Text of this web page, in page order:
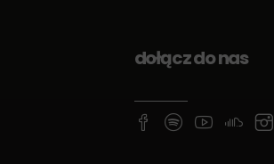
dołącz do nas